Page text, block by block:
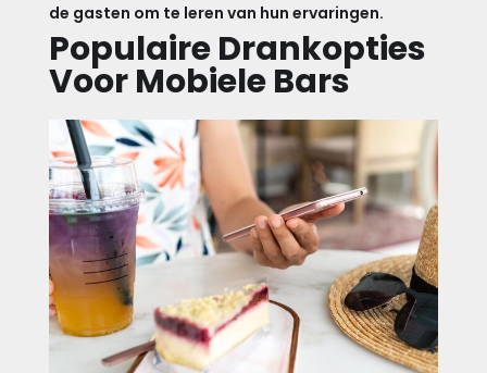
de gasten om te leren van hun ervaringen.
Populaire Drankopties
Voor Mobiele Bars